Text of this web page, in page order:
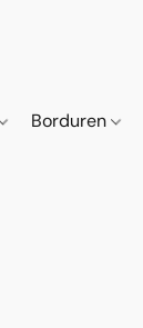
Borduren